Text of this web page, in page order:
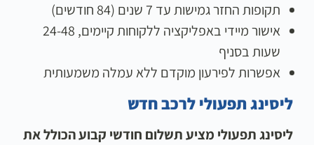
תקופות החזר גמישות עד 7 שנים (84 חודשים)
אישור מיידי באפליקציה ללקוחות קיימים, 24-48
שעות בסניף
אפשרות לפירעון מוקדם ללא עמלה משמעותית
ליסינג תפעולי לרכב חדש
ליסינג תפעולי מציע תשלום חודשי קבוע הכולל את